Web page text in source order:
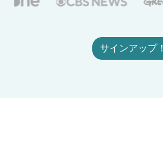
サインアップ！